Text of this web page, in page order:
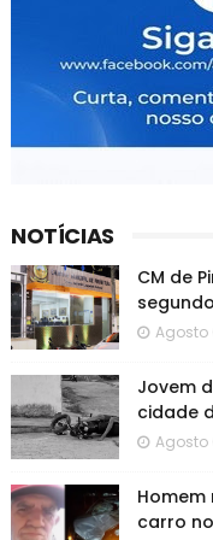
NOTÍCIAS
CM de
Agosto
Jovem
cidade
Agosto
carro